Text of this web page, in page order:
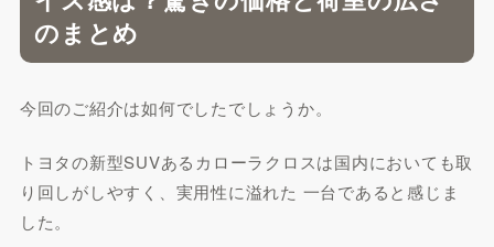
のまとめ
今回のご紹介は如何でしたでしょうか。
トヨタの新型SUVあるカローラクロスは国内においても取
り回しがしやすく、実用性に溢れた 一台であると感じま
した。